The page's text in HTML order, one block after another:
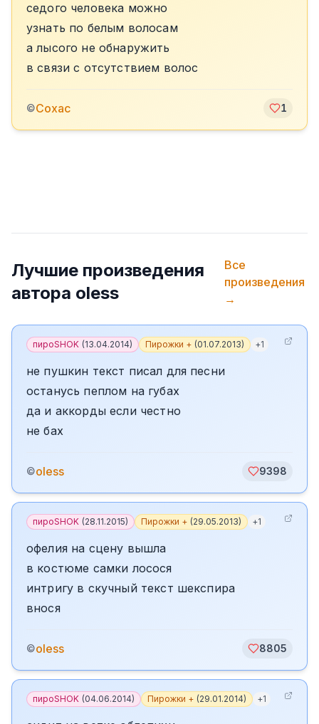
седого человека можно
узнать по белым волосам
а лысого не обнаружить
в связи с отсутствием волос
©Сохас 1
Лучшие произведения
автора oless
Все
произведения
→
пироSHOK (13.04.2014) Пирожки + (01.07.2013) +1
не пушкин текст писал для песни
останусь пеплом на губах
да и аккорды если честно
не бах
©oless 9398
пироSHOK (28.11.2015) Пирожки + (29.05.2013) +1
офелия на сцену вышла
в костюме самки лосося
интригу в скучный текст шекспира
внося
©oless 8805
пироSHOK (04.06.2014) Пирожки + (29.01.2014) +1